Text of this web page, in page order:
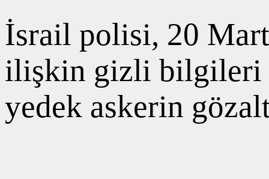
İsrail polisi, 20
ilişkin gizli bilgileri
yedek askerin